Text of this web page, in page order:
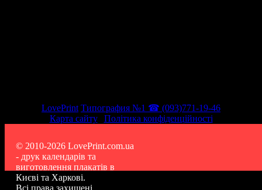
LovePrint Типография №1 ☎ (093)771-19-46
Карта сайту| Політика конфіденційності
© 2010-2026 LovePrint.com.ua
- друк календарів та
виготовлення плакатів в
Києві та Харкові.
Всі права захищені